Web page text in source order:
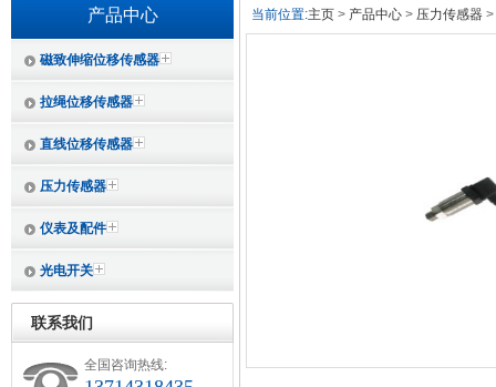
产品中心
磁致伸缩位移传感器
拉绳位移传感器
直线位移传感器
压力传感器
仪表及配件
光电开关
联系我们
全国咨询热线:
当前位置:主页 > 产品中心 > 压力传感器 >